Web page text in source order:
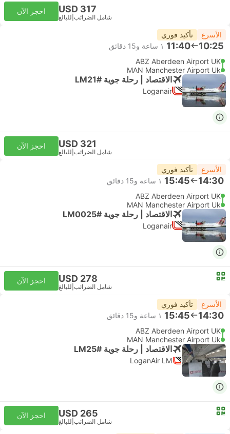
USD 317
شامل الضرائب للبالغ
احجز الآن
الأسرع تأكيد فوري
10:25
11:40 ١ ساعة و‫15 دقائق
ABZ Aberdeen Airport UK
MAN Manchester Airport Uk
الاقتصاد | رحلة جوية #LM21
Loganair
USD 321
شامل الضرائب للبالغ
احجز الآن
الأسرع تأكيد فوري
14:30
15:45 ١ ساعة و‫15 دقائق
ABZ Aberdeen Airport UK
MAN Manchester Airport Uk
الاقتصاد | رحلة جوية #LM0025
Loganair
USD 278
شامل الضرائب للبالغ
احجز الآن
الأسرع تأكيد فوري
14:30
15:45 ١ ساعة و‫15 دقائق
ABZ Aberdeen Airport UK
MAN Manchester Airport Uk
الاقتصاد | رحلة جوية #LM25
LoganAir LM
USD 265
شامل الضرائب للبالغ
احجز الآن